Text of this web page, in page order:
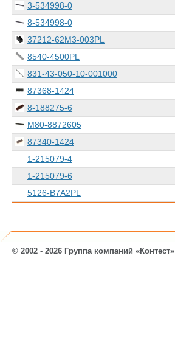
3-534998-0
8-534998-0
37212-62M3-003PL
8540-4500PL
831-43-050-10-001000
87368-1424
8-188275-6
M80-8872605
87340-1424
1-215079-4
1-215079-6
5126-B7A2PL
© 2002 - 2026 Группа компаний «Контест»